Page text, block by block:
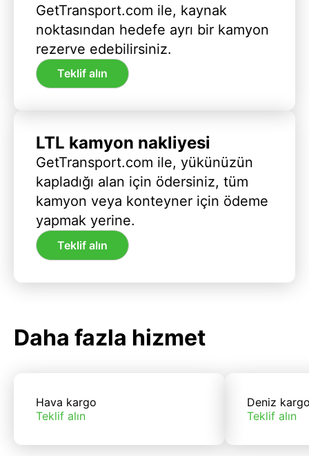
GetTransport.com ile, kaynak
noktasından hedefe ayrı bir kamyon
rezerve edebilirsiniz.
Teklif alın
LTL kamyon nakliyesi
GetTransport.com ile, yükünüzün
kapladığı alan için ödersiniz, tüm
kamyon veya konteyner için ödeme
yapmak yerine.
Teklif alın
Daha fazla hizmet
Hava kargo
Teklif alın
Deniz
Teklif alın